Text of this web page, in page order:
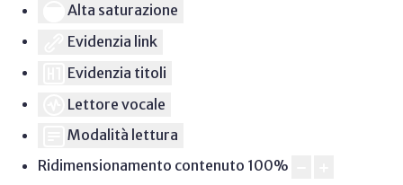
Alta saturazione
Evidenzia link
Evidenzia titoli
Lettore vocale
Modalità lettura
Ridimensionamento contenuto 100%